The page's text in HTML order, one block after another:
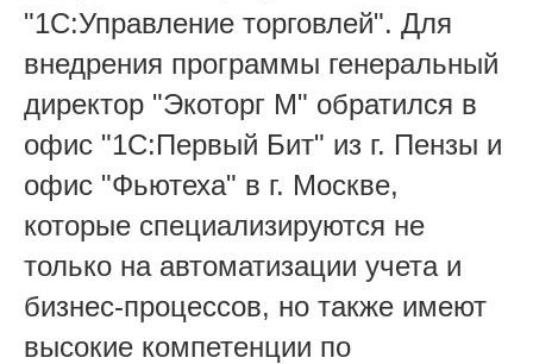
"1С:Управление торговлей". Для
внедрения программы генеральный
директор "Экоторг М" обратился в
офис "1С:Первый Бит" из г. Пензы и
офис "Фьютеха" в г. Москве,
которые специализируются не
только на автоматизации учета и
бизнес-процессов, но также имеют
высокие компетенции по